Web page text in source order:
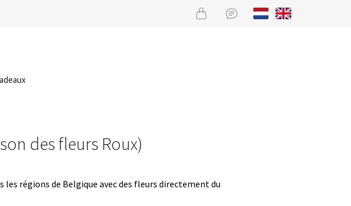
des fleurs Roux)
régions de Belgique avec des fleurs directement du